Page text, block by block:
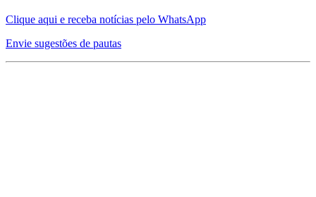
Clique aqui e receba notícias pelo WhatsApp
Envie sugestões de pautas